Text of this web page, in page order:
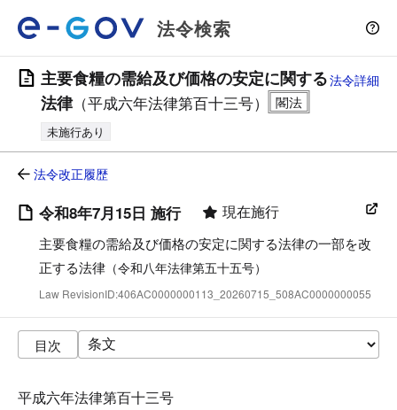
法令検索
主要食糧の需給及び価格の安定に関する
法律（平成六年法律第百十三号）
未施行あり
法令詳細
法令改正履歴
令和8年7月15日 施行 現在施行
主要食糧の需給及び価格の安定に関する法律の一部を改
正する法律 （令和八年法律第五十五号）
Law RevisionID:406AC0000000113_20260715_508AC0000000055
目次
平成六年法律第百十三号